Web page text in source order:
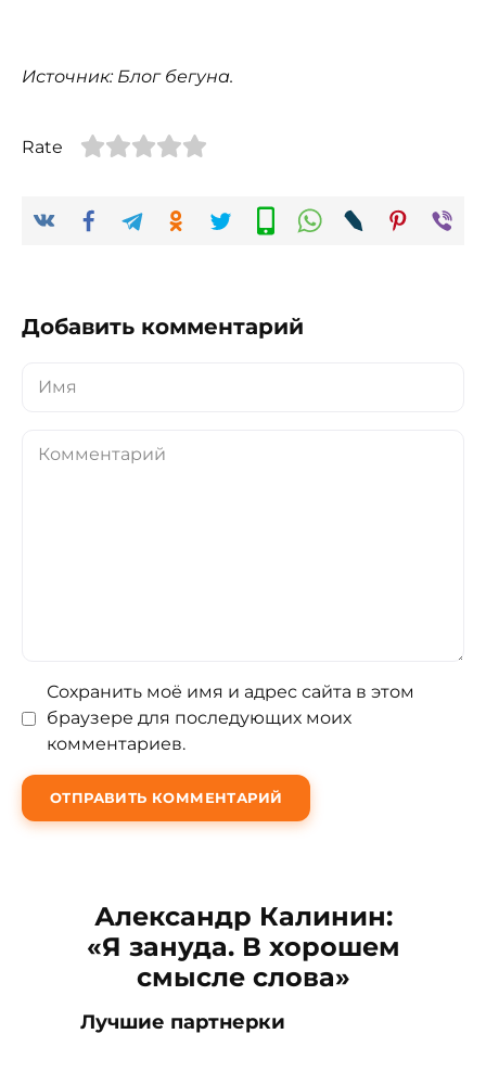
Источник: Блог бегуна.
Rate
Добавить комментарий
Сохранить моё имя и адрес сайта в этом
браузере для последующих моих
комментариев.
Александр Калинин:
«Я зануда. В хорошем
смысле слова»
Лучшие партнерки